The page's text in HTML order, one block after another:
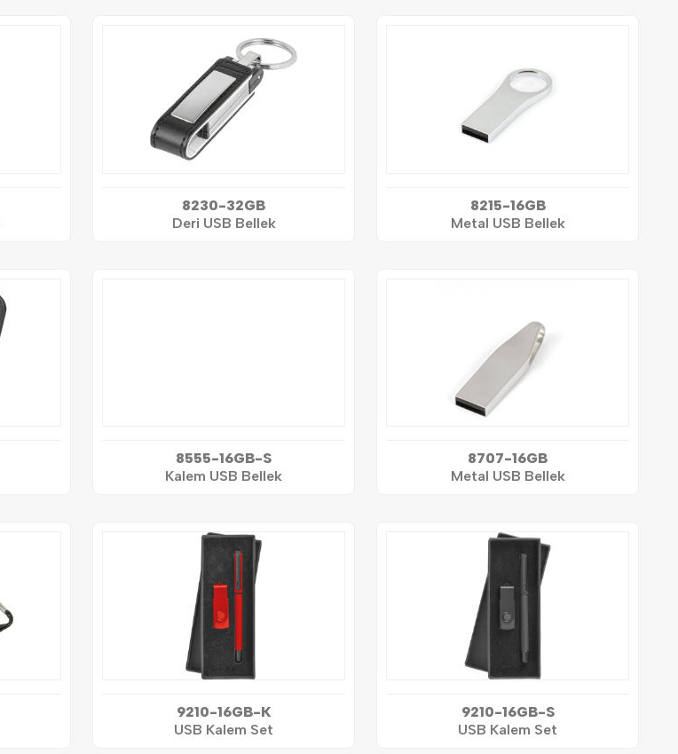
8230-32GB
Deri USB Bellek
8215-16GB
Metal USB Bellek
8555-16GB-S
Kalem USB Bellek
8707-16GB
Metal USB Bellek
9210-16GB-K
USB Kalem Set
9210-16GB-S
USB Kalem Set